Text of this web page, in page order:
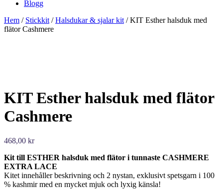
Blogg
Hem / Stickkit /Halsdukar & sjalar kit / KIT Esther halsduk med
flätor Cashmere
KIT Esther halsduk med flätor
Cashmere
468,00 kr
Kit till ESTHER halsduk med flätor i tunnaste CASHMERE
EXTRA LACE
Kitet innehåller beskrivning och 2 nystan, exklusivt spetsgarn i 100
% kashmir med en mycket mjuk och lyxig känsla!